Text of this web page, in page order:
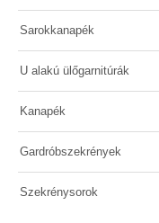
Sarokkanapék
U alakú ülőgarnitúrák
Kanapék
Gardróbszekrények
Szekrénysorok